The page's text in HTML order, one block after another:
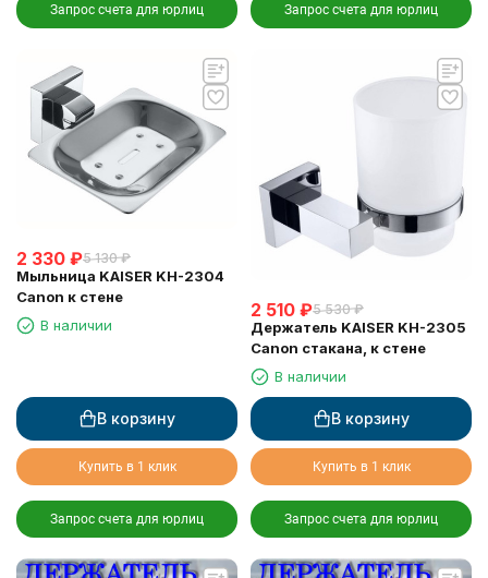
Запрос счета для юрлиц Запрос счета для юрлиц
2 330 ₽5 130 ₽
Мыльница KAISER KH-2304
Canon к стене
В наличии
В корзину
Купить в 1 клик
Запрос счета для юрлиц
2 510 ₽5 530 ₽
Держатель KAISER KH-2305
Canon стакана, к стене
В наличии
В корзину
Купить в 1 клик
Запрос счета для юрлиц